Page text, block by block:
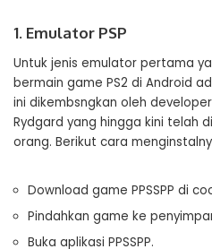
1. Emulator PSP
Untuk jenis emulator pertama
bermain game PS2 di Android
ini dikembsngkan oleh
Rydgard yang hingga kini telah
orang. Berikut cara
Download game PPSSPP di
Pindahkan game ke
Buka aplikasi PPSSPP.